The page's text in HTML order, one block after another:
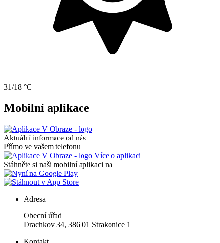
31/18 °C
Mobilní aplikace
Aktuální informace od nás
Přímo ve vašem telefonu
Více o aplikaci
Stáhněte si naši mobilní aplikaci na
Adresa
Obecní úřad
Drachkov 34, 386 01 Strakonice 1
Kontakt